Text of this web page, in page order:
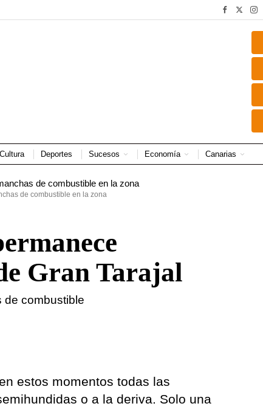
Cultura Deportes Sucesos Economía Canarias
de combustible en la zona
Gran Tarajal
de combustible
estos momentos todas las
o a la deriva. Solo una